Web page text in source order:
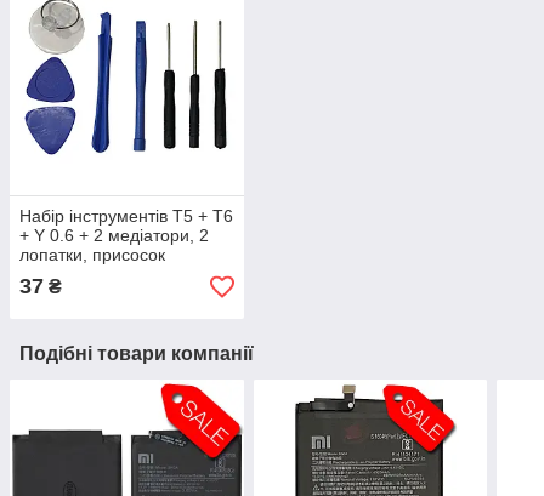
Набір інструментів T5 + T6
+ Y 0.6 + 2 медіатори, 2
лопатки, присосок
37 ₴
Подібні товари компанії